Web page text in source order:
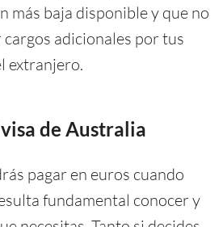
más baja disponible y que no
adicionales por tus
extranjero.
de Australia
pagar en euros cuando
fundamental conocer y